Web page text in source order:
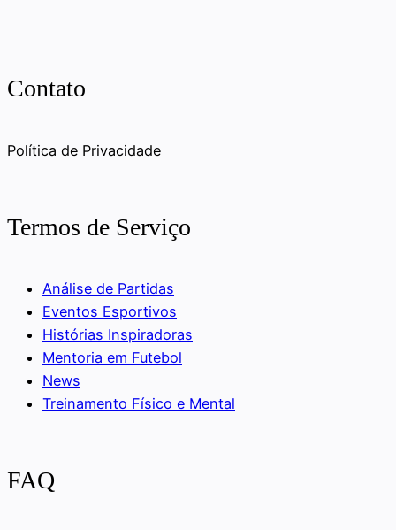
Contato
Política de Privacidade
Termos de Serviço
Análise de Partidas
Eventos Esportivos
Histórias Inspiradoras
Mentoria em Futebol
News
Treinamento Físico e Mental
FAQ